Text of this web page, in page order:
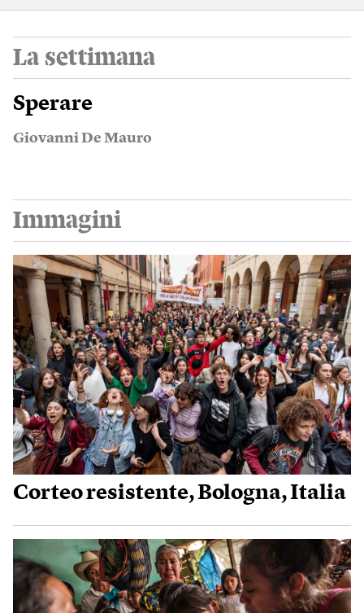
La settimana
Sperare
Giovanni De Mauro
Immagini
Corteo resistente, Bologna, Italia